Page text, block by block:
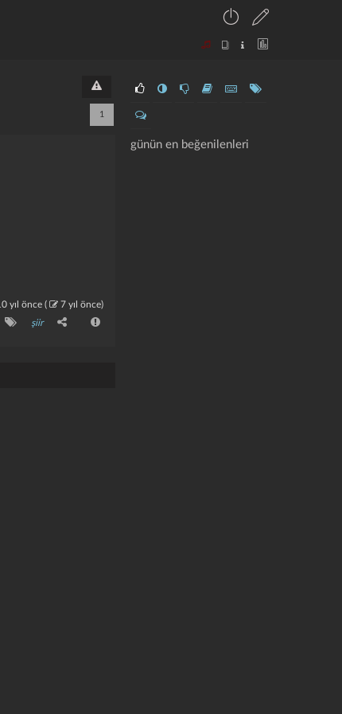
günün en beğenilenleri
1
yıl önce ( 7 yıl önce)
şiir